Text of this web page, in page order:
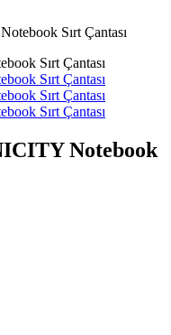
Sırt Çantası
Notebook